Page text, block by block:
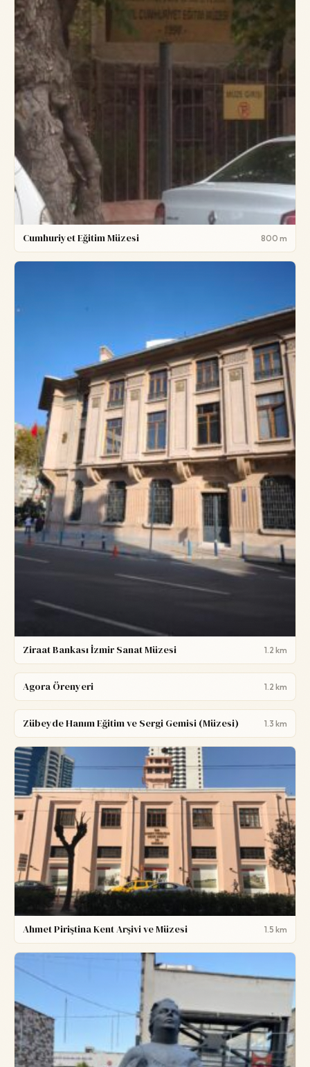
Cumhuriyet Eğitim Müzesi 800 m
Ziraat Bankası İzmir Sanat Müzesi 1.2 km
Agora Örenyeri 1.2 km
Zübeyde Hanım Eğitim ve Sergi Gemisi (Müzesi) 1.3 km
Ahmet Piriştina Kent Arşivi ve Müzesi 1.5 km